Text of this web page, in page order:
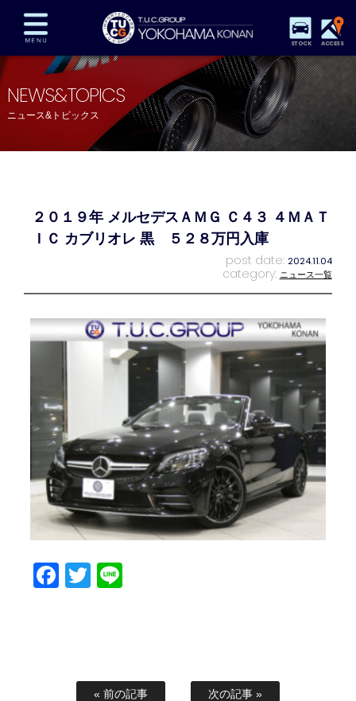
STOCK ACCESS
在庫車両情報 保証&サービス パーツリスト
TUCとは？ 店舗情報 アクセスマップ
全国納車 特別作業 注文販売
プライバシーポリシー スタッフblog
NEWS&TOPICS
ニュース&トピックス
２０１９年 メルセデスＡＭＧ Ｃ４３ ４ＭＡＴ
ＩＣ カブリオレ 黒 ５２８万円入庫
post date: 2024.11.04
category: ニュース一覧
Facebook
Twitter
« 前の記事 次の記事 »